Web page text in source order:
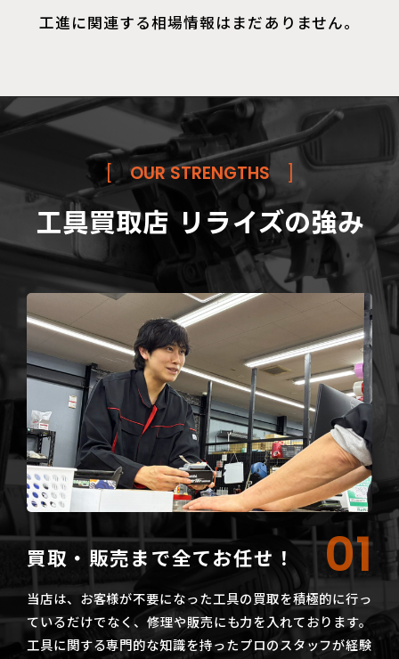
工進に関連する相場情報はまだありません。
[OUR STRENGTHS
工具買取店 リライズの強み
買取・販売まで全てお任せ！ 01
当店は、お客様が不要になった工具の買取を積極的に行っ
ているだけでなく、修理や販売にも力を入れております。
工具に関する専門的な知識を持ったプロのスタッフが経験